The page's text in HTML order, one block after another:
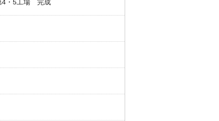
4・5工場 完成